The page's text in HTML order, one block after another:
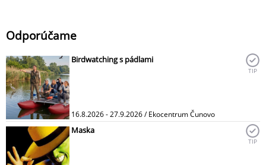
Odporúčame
Birdwatching s pádlami
16.8.2026 - 27.9.2026 / Ekocentrum Čunovo
TIP
Maska
TIP